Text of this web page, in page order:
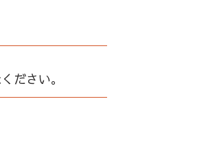
ださい。